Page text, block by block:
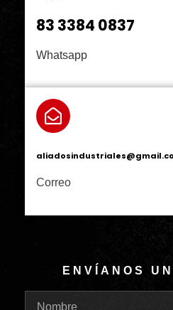
83 3384 0837
Whatsapp
Correo
ENVÍANOS